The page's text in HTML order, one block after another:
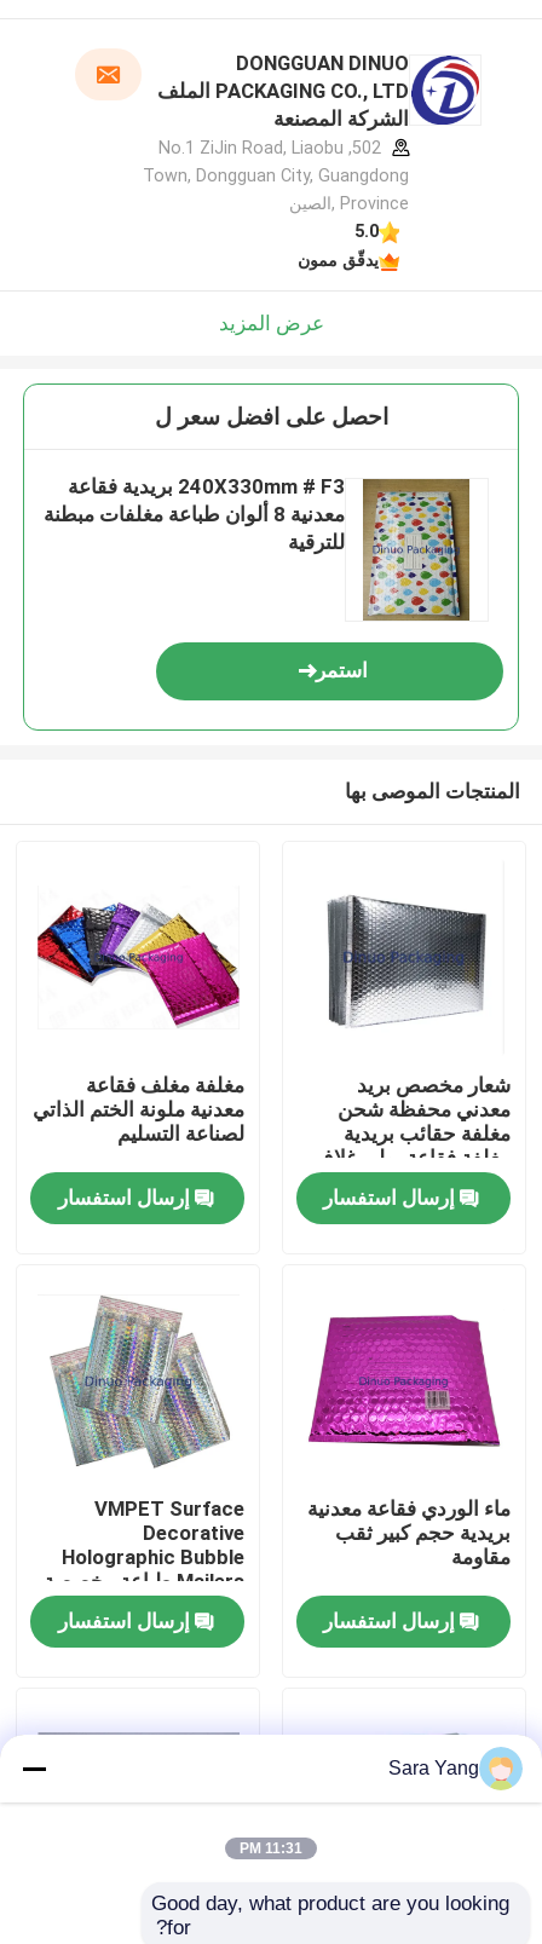
منتجات
مقاطع الفيديو
جولة المصنع
مراقبة الجودة
أخبار
DONGGUAN DINUO
PACKAGING CO., LTD الملف
الشركة المصنعة
502, No.1 ZiJin Road, Liaobu
Town, Dongguan City, Guangdong
Province ,الصين
5.0
يدقّق ممون
عرض المزيد
احصل على افضل سعر ل
240X330mm # F3 بريدية فقاعة
معدنية 8 ألوان طباعة مغلفات مبطنة
للترقية
استمر
المنتجات الموصى بها
شعار مخصص بريد
معدني محفظة شحن
مغلفة حقائب بريدية
مغلفة فقاعة بولي غلاف
التعبئة والغلاف حقيبة بريد
إرسال استفسار
مغلفة مغلف فقاعة
معدنية ملونة الختم الذاتي
لصناعة التسليم
إرسال استفسار
ماء الوردي فقاعة معدنية
بريدية حجم كبير ثقب
مقاومة
إرسال استفسار
VMPET Surface
Decorative
Holographic Bubble
Mailers طباعة مخصصة
إرسال استفسار
متعدد الطبقات فقاعة
Sara Yang
11:31 PM
Good day, what product are you looking
for?